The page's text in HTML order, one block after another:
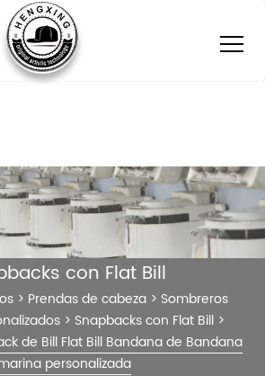
con Flat Bill
> Prendas de cabeza > Sombreros
> Snapbacks con Flat Bill>
de Bill Flat Bill Bandana de Bandana
personalizada